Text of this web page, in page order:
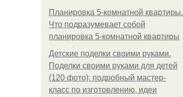
Планировка 5-комнатной квартиры.
Что подразумевает собой
планировка 5-комнатной квартиры
Детские поделки своими руками.
Поделки своими руками для детей
(120 фото): подробный мастер-
класс по изготовлению, идеи